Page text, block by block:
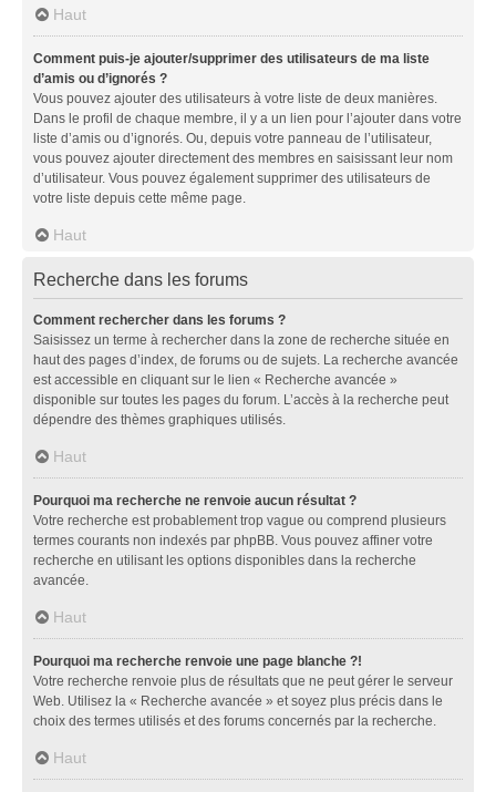
Haut
Comment puis-je ajouter/supprimer des utilisateurs de ma liste
d’amis ou d’ignorés ?
Vous pouvez ajouter des utilisateurs à votre liste de deux manières.
Dans le profil de chaque membre, il y a un lien pour l’ajouter dans votre
liste d’amis ou d’ignorés. Ou, depuis votre panneau de l’utilisateur,
vous pouvez ajouter directement des membres en saisissant leur nom
d’utilisateur. Vous pouvez également supprimer des utilisateurs de
votre liste depuis cette même page.
Haut
Recherche dans les forums
Comment rechercher dans les forums ?
Saisissez un terme à rechercher dans la zone de recherche située en
haut des pages d’index, de forums ou de sujets. La recherche avancée
est accessible en cliquant sur le lien « Recherche avancée »
disponible sur toutes les pages du forum. L’accès à la recherche peut
dépendre des thèmes graphiques utilisés.
Haut
Pourquoi ma recherche ne renvoie aucun résultat ?
Votre recherche est probablement trop vague ou comprend plusieurs
termes courants non indexés par phpBB. Vous pouvez affiner votre
recherche en utilisant les options disponibles dans la recherche
avancée.
Haut
Pourquoi ma recherche renvoie une page blanche ?!
Votre recherche renvoie plus de résultats que ne peut gérer le serveur
Web. Utilisez la « Recherche avancée » et soyez plus précis dans le
choix des termes utilisés et des forums concernés par la recherche.
Haut